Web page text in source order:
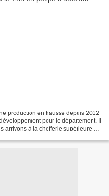
production en hausse depuis 2012
pour le département. Il
arrivons à la chefferie supérieure de